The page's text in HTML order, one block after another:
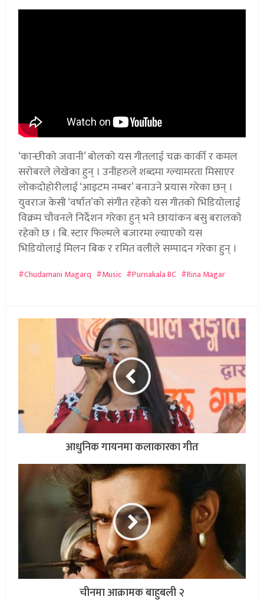
‘कान्छीको जवानी’ बोलको यस गीतलाई चक्र कार्की र कमल
सरोबरले लेखेका हुन् । उनीहरुले शब्दमा ग्ल्यामरता मिसाएर
लोकदोहोरीलाई ‘आइटम नम्बर’ बनाउने प्रयास गरेका छन् ।
युवराज केसी ‘वर्षात’को संगीत रहेको यस गीतको भिडियोलाई
विक्रम चौवनले निर्देशन गरेका हुन् भने छायांकन बसु बरालको
रहेको छ । बि. स्टार फिल्मले बजारमा ल्याएको यस
भिडियोलाई मिलन बिक र रमित वलीले सम्पादन गरेका हुन् ।
Chudamani Magarq Music Purnakala BC Rina Magar
आधुनिक गायनमा कलाकारका गीत
चीनमा आक्रामक बाहुबली २